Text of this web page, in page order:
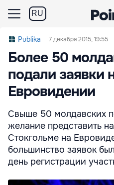
RU
Publika 7 декабря 2015, 19:55
Более 50
подали заявки
Евровидении
Свыше 50 молдавских
желание представить
Стокгольме на
большинство заявок
день регистрации